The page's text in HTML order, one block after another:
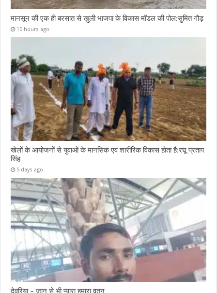
मानसून की एक ही बरसात से खुली भाजपा के विकास मॉडल की पोल:सुमित गौड़
10 hours ago
खेलों के आयोजनों से युवाओं के मानसिक एवं शारीरिक विकास होता है:रघू प्रताप
सिंह
5 days ago
देवरिया – जान से भी प्यारा हमारा वतन